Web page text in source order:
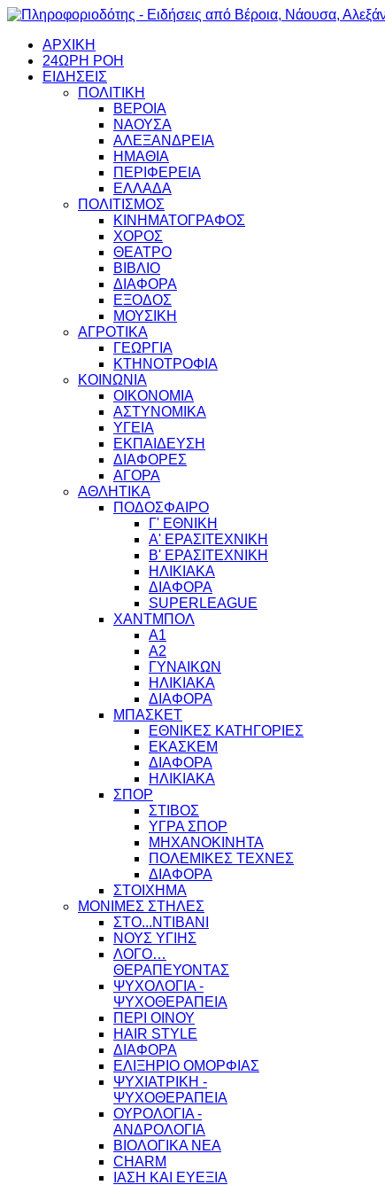
ΑΡΧΙΚΗ
24ΩΡΗ ΡΟΗ
ΕΙΔΗΣΕΙΣ
ΠΟΛΙΤΙΚΗ
ΒΕΡΟΙΑ
ΝΑΟΥΣΑ
ΑΛΕΞΑΝΔΡΕΙΑ
ΗΜΑΘΙΑ
ΠΕΡΙΦΕΡΕΙΑ
ΕΛΛΑΔΑ
ΠΟΛΙΤΙΣΜΟΣ
ΚΙΝΗΜΑΤΟΓΡΑΦΟΣ
ΧΟΡΟΣ
ΘΕΑΤΡΟ
ΒΙΒΛΙΟ
ΔΙΑΦΟΡΑ
ΕΞΟΔΟΣ
ΜΟΥΣΙΚΗ
ΑΓΡΟΤΙΚΑ
ΓΕΩΡΓΙΑ
ΚΤΗΝΟΤΡΟΦΙΑ
ΚΟΙΝΩΝΙΑ
ΟΙΚΟΝΟΜΙΑ
ΑΣΤΥΝΟΜΙΚΑ
ΥΓΕΙΑ
ΕΚΠΑΙΔΕΥΣΗ
ΔΙΑΦΟΡΕΣ
ΑΓΟΡΑ
ΑΘΛΗΤΙΚΑ
ΠΟΔΟΣΦΑΙΡΟ
Γ' ΕΘΝΙΚΗ
Α' ΕΡΑΣΙΤΕΧΝΙΚΗ
Β' ΕΡΑΣΙΤΕΧΝΙΚΗ
ΗΛΙΚΙΑΚΑ
ΔΙΑΦΟΡΑ
SUPERLEAGUE
ΧΑΝΤΜΠΟΛ
Α1
Α2
ΓΥΝΑΙΚΩΝ
ΗΛΙΚΙΑΚΑ
ΔΙΑΦΟΡΑ
ΜΠΑΣΚΕΤ
ΕΘΝΙΚΕΣ ΚΑΤΗΓΟΡΙΕΣ
ΕΚΑΣΚΕΜ
ΔΙΑΦΟΡΑ
ΗΛΙΚΙΑΚΑ
ΣΠΟΡ
ΣΤΙΒΟΣ
ΥΓΡΑ ΣΠΟΡ
ΜΗΧΑΝΟΚΙΝΗΤΑ
ΠΟΛΕΜΙΚΕΣ ΤΕΧΝΕΣ
ΔΙΑΦΟΡΑ
ΣΤΟΙΧΗΜΑ
ΜΟΝΙΜΕΣ ΣΤΗΛΕΣ
ΣΤΟ...ΝΤΙΒΑΝΙ
ΝΟΥΣ ΥΓΙΗΣ
ΛΟΓΟ…
ΘΕΡΑΠΕΥΟΝΤΑΣ
ΨΥΧΟΛΟΓΙΑ -
ΨΥΧΟΘΕΡΑΠΕΙΑ
ΠΕΡΙ ΟΙΝΟΥ
HAIR STYLE
ΔΙΑΦΟΡΑ
ΕΛΙΞΗΡΙΟ ΟΜΟΡΦΙΑΣ
ΨΥΧΙΑΤΡΙΚΗ -
ΨΥΧΟΘΕΡΑΠΕΙΑ
ΟΥΡΟΛΟΓΙΑ -
ΑΝΔΡΟΛΟΓΙΑ
ΒΙΟΛΟΓΙΚΑ ΝΕΑ
CHARM
ΙΑΣΗ ΚΑΙ ΕΥΕΞΙΑ